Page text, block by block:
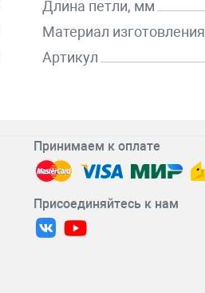
Длина петли, мм
Материал изготовления
Артикул
Принимаем к оплате
Присоединяйтесь к нам